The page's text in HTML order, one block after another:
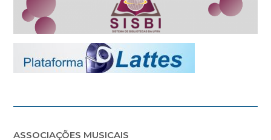
ASSOCIAÇÕES MUSICAIS